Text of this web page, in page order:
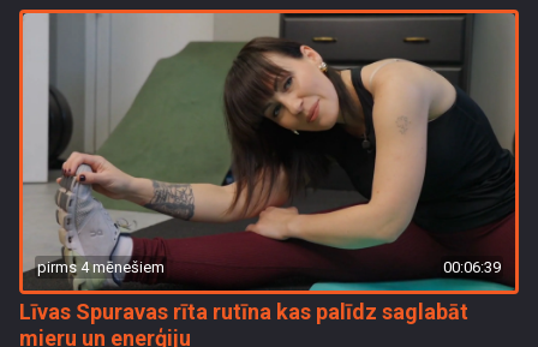
pirms 4 mēnešiem 00:06:39
Līvas Spuravas rīta rutīna kas palīdz saglabāt
mieru un enerģiju